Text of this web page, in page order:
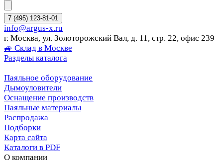
7 (495) 123-81-01
info@argus-x.ru
г. Москва, ул. Золоторожский Вал, д. 11, стр. 22, офис 239
🚙 Склад в Москве
Разделы каталога
Паяльное оборудование
Дымоуловители
Оснащение производств
Паяльные материалы
Распродажа
Подборки
Карта сайта
Каталоги в PDF
О компании